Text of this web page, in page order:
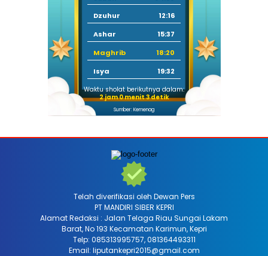
Dzuhur
12:16
Ashar
15:37
Maghrib
18:20
Isya
19:32
Waktu sholat berikutnya dalam:
2 jam 0 menit 1 detik
Sumber: Kemenag
Telah diverifikasi oleh Dewan Pers
PT MANDIRI SIBER KEPRI
Alamat Redaksi : Jalan Telaga Riau Sungai Lakam
Barat, No 193 Kecamatan Karimun, Kepri
Telp: 085313995757, 081364493311
Email: liputankepri2015@gmail.com